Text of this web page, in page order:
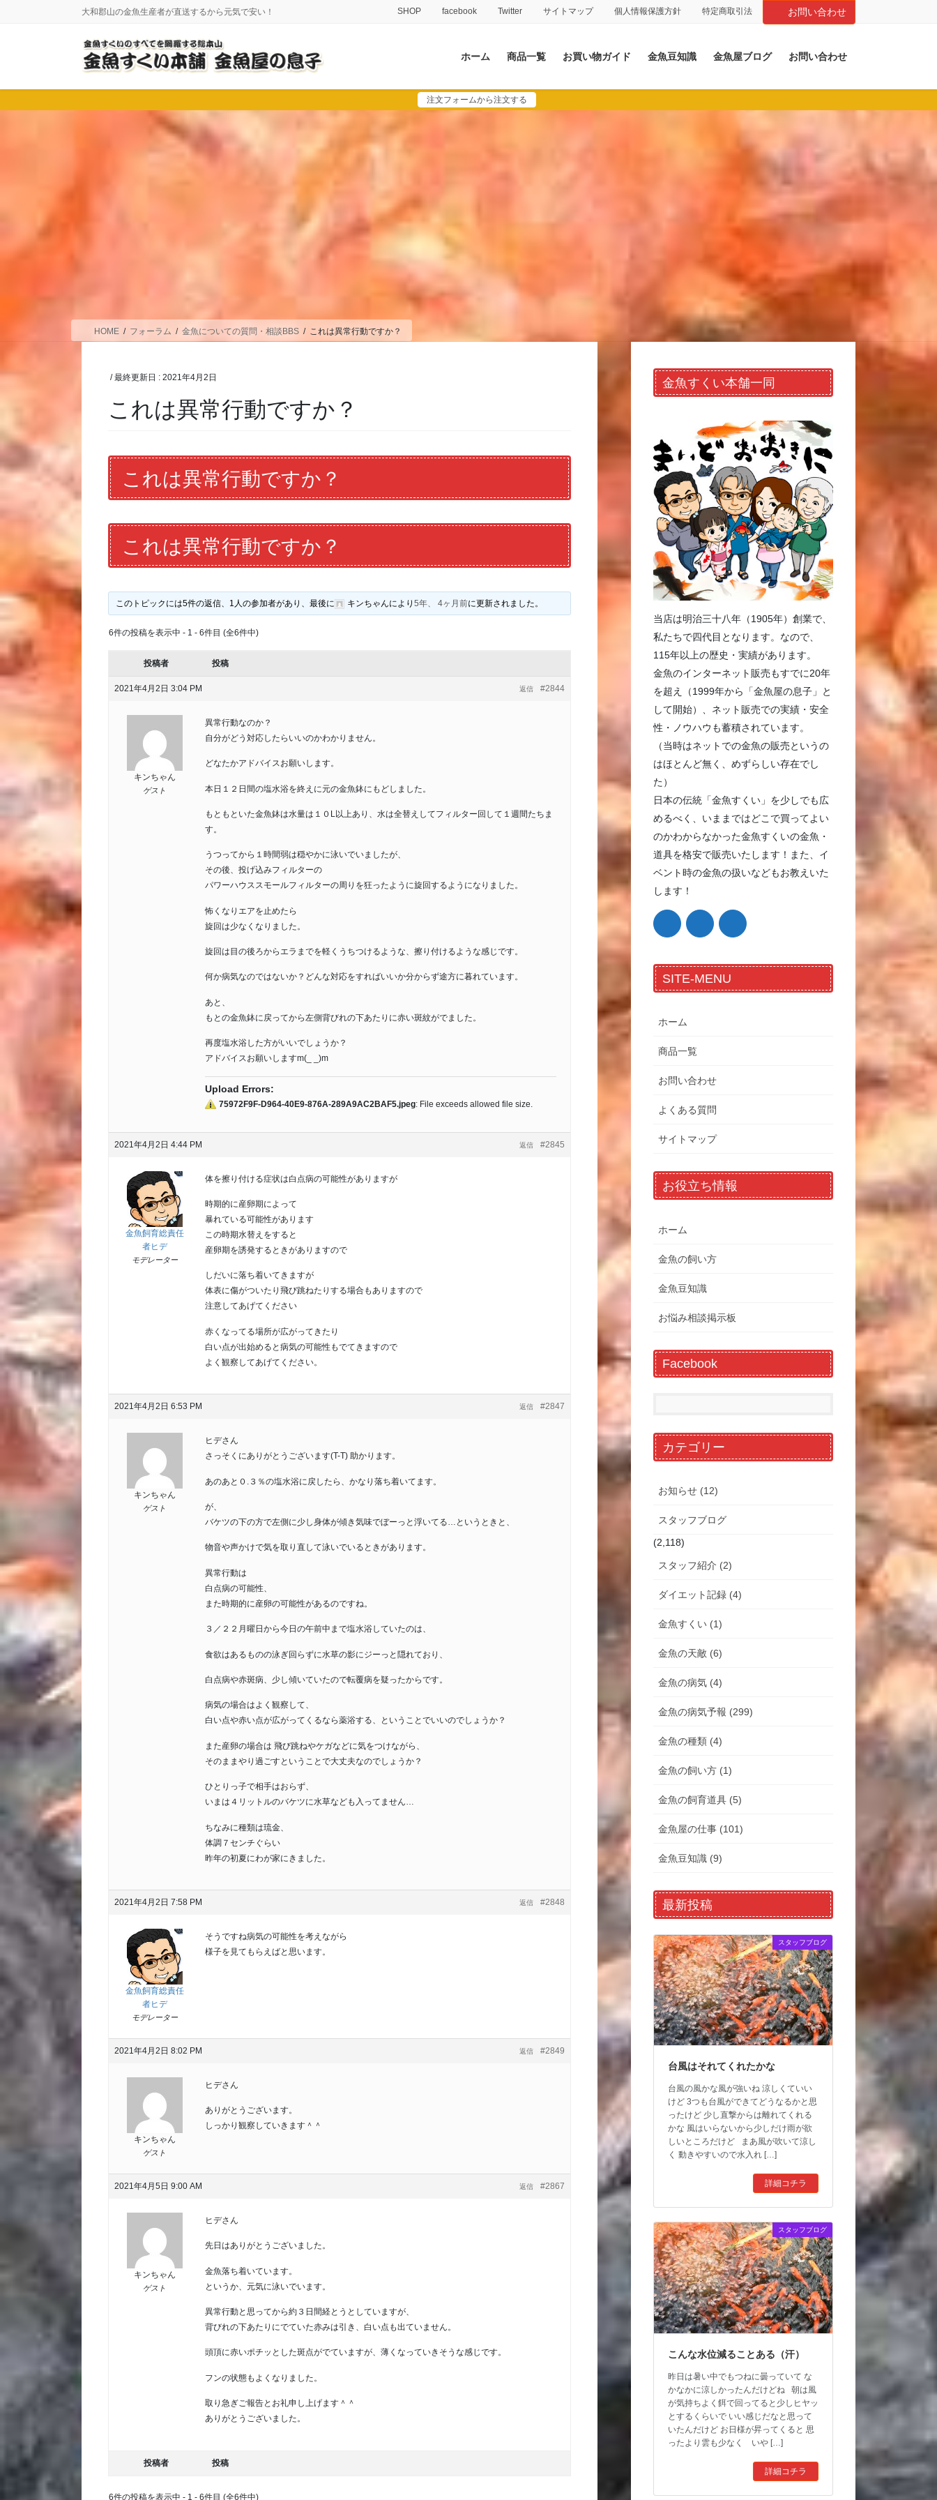
に
移
ョ
ン
大和郡山の金魚生産者が直送するから元気で安い！ SHOP facebook Twitter サイトマップ 個人情報保護方針 特定商取引法 お問い合わせ
ホーム 商品一覧 お買い物ガイド 金魚豆知識 金魚屋ブログ お問い合わせ
注文フォームから注文する
HOME フォーラム 金魚についての質問・相談BBS これは異常行動ですか？
/ 最終更新日 :2021年4月2日
これは異常行動ですか？
これは異常行動ですか？
これは異常行動ですか？
このトピックには5件の返信、1人の参加者があり、最後に キンちゃんにより 5年、 4ヶ月前に更新されました。
6件の投稿を表示中 - 1 - 6件目 (全6件中)
投稿者 投稿
2021年4月2日 3:04 PM #2844
返信
キンちゃん
ゲスト
異常行動なのか？
自分がどう対応したらいいのかわかりません。
どなたかアドバイスお願いします。
本日１２日間の塩水浴を終えに元の金魚鉢にもどしました。
もともといた金魚鉢は水量は１０L以上あり、水は全替えしてフィルター回して１週間たちま
す。
うつってから１時間弱は穏やかに泳いでいましたが、
その後、投げ込みフィルターの
パワーハウススモールフィルターの周りを狂ったように旋回するようになりました。
怖くなりエアを止めたら
旋回は少なくなりました。
旋回は目の後ろからエラまでを軽くうちつけるような、擦り付けるような感じです。
何か病気なのではないか？どんな対応をすればいいか分からず途方に暮れています。
あと、
もとの金魚鉢に戻ってから左側背びれの下あたりに赤い斑紋がでました。
再度塩水浴した方がいいでしょうか？
アドバイスお願いしますm(_ _)m
Upload Errors:
75972F9F-D964-40E9-876A-289A9AC2BAF5.jpeg: File exceeds allowed file size.
2021年4月2日 4:44 PM #2845
返信
金魚飼育総責任
者ヒデ
モデレーター
体を擦り付ける症状は白点病の可能性がありますが
時期的に産卵期によって
暴れている可能性があります
この時期水替えをすると
産卵期を誘発するときがありますので
しだいに落ち着いてきますが
体表に傷がついたり飛び跳ねたりする場合もありますので
注意してあげてください
赤くなってる場所が広がってきたり
白い点が出始めると病気の可能性もでてきますので
よく観察してあげてください。
2021年4月2日 6:53 PM #2847
返信
キンちゃん
ゲスト
ヒデさん
さっそくにありがとうございます(T-T) 助かります。
あのあと０.３％の塩水浴に戻したら、かなり落ち着いてます。
が、
バケツの下の方で左側に少し身体が傾き気味でぼーっと浮いてる…というときと、
物音や声かけで気を取り直して泳いでいるときがあります。
異常行動は
白点病の可能性、
また時期的に産卵の可能性があるのですね。
３／２２月曜日から今日の午前中まで塩水浴していたのは、
食欲はあるものの泳ぎ回らずに水草の影にジーっと隠れており、
白点病や赤斑病、少し傾いていたので転覆病を疑ったからです。
病気の場合はよく観察して、
白い点や赤い点が広がってくるなら薬浴する、ということでいいのでしょうか？
また産卵の場合は 飛び跳ねやケガなどに気をつけながら、
そのままやり過ごすということで大丈夫なのでしょうか？
ひとりっ子で相手はおらず、
いまは４リットルのバケツに水草なども入ってません…
ちなみに種類は琉金、
体調７センチぐらい
昨年の初夏にわが家にきました。
2021年4月2日 7:58 PM #2848
返信
金魚飼育総責任
者ヒデ
モデレーター
そうですね病気の可能性を考えながら
様子を見てもらえばと思います。
2021年4月2日 8:02 PM #2849
返信
キンちゃん
ゲスト
ヒデさん
ありがとうございます。
しっかり観察していきます＾＾
2021年4月5日 9:00 AM #2867
返信
キンちゃん
ゲスト
ヒデさん
先日はありがとうございました。
金魚落ち着いています。
というか、元気に泳いでいます。
異常行動と思ってから約３日間経とうとしていますが、
背びれの下あたりにでていた赤みは引き、白い点も出ていません。
頭頂に赤いポチッとした斑点がでていますが、薄くなっていきそうな感じです。
フンの状態もよくなりました。
取り急ぎご報告とお礼申し上げます＾＾
ありがとうございました。
投稿者 投稿
6件の投稿を表示中 - 1 - 6件目 (全6件中)
金魚すくい本舗一同
当店は明治三十八年（1905年）創業で、
私たちで四代目となります。なので、
115年以上の歴史・実績があります。
金魚のインターネット販売もすでに20年
を超え（1999年から「金魚屋の息子」と
して開始）、ネット販売での実績・安全
性・ノウハウも蓄積されています。
（当時はネットでの金魚の販売というの
はほとんど無く、めずらしい存在でし
た）
日本の伝統「金魚すくい」を少しでも広
めるべく、いままではどこで買ってよい
のかわからなかった金魚すくいの金魚・
道具を格安で販売いたします！また、イ
ベント時の金魚の扱いなどもお教えいた
します！
SITE-MENU
ホーム
商品一覧
お問い合わせ
よくある質問
サイトマップ
お役立ち情報
ホーム
金魚の飼い方
金魚豆知識
お悩み相談掲示板
Facebook
カテゴリー
お知らせ (12)
スタッフブログ
(2,118)
スタッフ紹介 (2)
ダイエット記録 (4)
金魚すくい (1)
金魚の天敵 (6)
金魚の病気 (4)
金魚の病気予報 (299)
金魚の種類 (4)
金魚の飼い方 (1)
金魚の飼育道具 (5)
金魚屋の仕事 (101)
金魚豆知識 (9)
最新投稿
スタッフブログ
台風はそれてくれたかな
台風の風かな風が強いね 涼しくていい
けど 3つも台風ができてどうなるかと思
ったけど 少し直撃からは離れてくれる
かな 風はいらないから少しだけ雨が欲
しいところだけど まあ風が吹いて涼し
く 動きやすいので水入れ […]
詳細コチラ
スタッフブログ
こんな水位減ることある（汗）
昨日は暑い中でもつねに曇っていて な
かなかに涼しかったんだけどね 朝は風
が気持ちよく餌で回ってると少しヒヤッ
とするくらいで いい感じだなと思って
いたんだけど お日様が昇ってくると 思
ったより雲も少なく いや […]
詳細コチラ